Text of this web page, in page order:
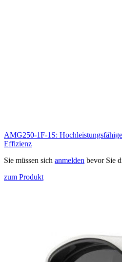
AMG250-1F-1S:
Effizienz
Sie müssen sich anmelden bevor Sie
zum Produkt